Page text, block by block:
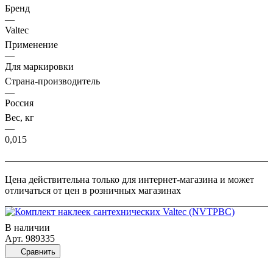
пользователя.
Бренд
—
Valtec
Применение
—
Для маркировки
Страна-производитель
—
Россия
Вес, кг
—
0,015
Цена действительна только для интернет-магазина и может
отличаться от цен в розничных магазинах
В наличии
Арт. 989335
Сравнить